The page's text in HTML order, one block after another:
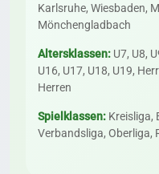
Karlsruhe, Wiesbaden,
Mönchengladbach
Altersklassen: U7, U8,
U16, U17, U18, U19,
Herren
Spielklassen: Kreisliga,
Verbandsliga, Oberliga,